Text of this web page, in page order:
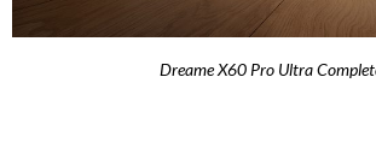
Dreame X60 Pro Ultra